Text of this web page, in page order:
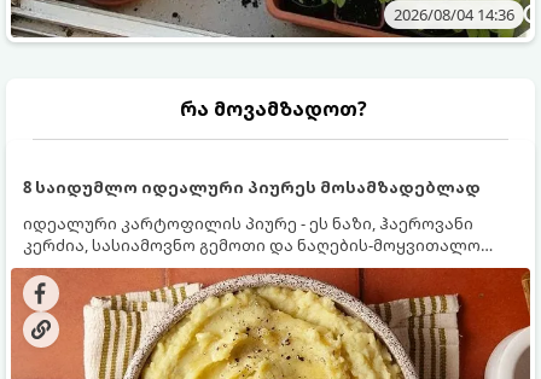
2026/08/04 14:36
რა მოვამზადოთ?
8 საიდუმლო იდეალური პიურეს მოსამზადებლად
იდეალური კარტოფილის პიურე - ეს ნაზი, ჰაეროვანი
კერძია, სასიამოვნო გემოთი და ნაღების-მოყვითალო
ფერით. მისი მომზადება ძალიან მარტივია, მაგრამ
არსებობს რამდენიმე საიდუმლო, რომლებიც უნდა
იცოდეთ, რომ პიურე იდეალურად გემრიელი გამოვიდეს.